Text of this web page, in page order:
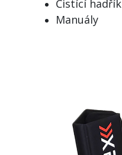
Čistící hadřík
Manuály